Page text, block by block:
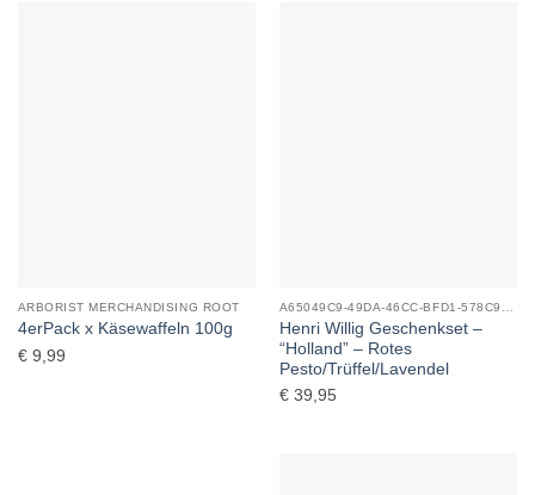
ARBORIST MERCHANDISING ROOT
4erPack x Käsewaffeln 100g
€9,99
Henri Willig Geschenkset –
“Holland” – Rotes
Pesto/Trüffel/Lavendel
€39,95